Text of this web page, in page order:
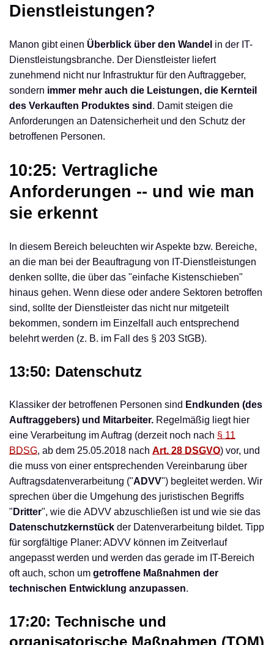
Dienstleistungen?
Manon gibt einen Überblick über den Wandel in der IT-
Dienstleistungsbranche. Der Dienstleister liefert
zunehmend nicht nur Infrastruktur für den Auftraggeber,
sondern immer mehr auch die Leistungen, die Kernteil
des Verkauften Produktes sind . Damit steigen die
Anforderungen an Datensicherheit und den Schutz der
betroffenen Personen.
10:25: Vertragliche
Anforderungen -- und wie man
sie erkennt
In diesem Bereich beleuchten wir Aspekte bzw. Bereiche,
an die man bei der Beauftragung von IT-Dienstleistungen
denken sollte, die über das "einfache Kistenschieben"
hinaus gehen. Wenn diese oder andere Sektoren betroffen
sind, sollte der Dienstleister das nicht nur mitgeteilt
bekommen, sondern im Einzelfall auch entsprechend
belehrt werden (z. B. im Fall des § 203 StGB).
13:50: Datenschutz
Klassiker der betroffenen Personen sind Endkunden (des
Auftraggebers) und Mitarbeiter. Regelmäßig liegt hier
eine Verarbeitung im Auftrag (derzeit noch nach § 11
BDSG, ab dem 25.05.2018 nach Art. 28 DSGVO) vor, und
die muss von einer entsprechenden Vereinbarung über
Auftragsdatenverarbeitung ("ADVV") begleitet werden. Wir
sprechen über die Umgehung des juristischen Begriffs
" Dritter", wie die ADVV abzuschließen ist und wie sie das
Datenschutzkernstück der Datenverarbeitung bildet. Tipp
für sorgfältige Planer: ADVV können im Zeitverlauf
angepasst werden und werden das gerade im IT-Bereich
oft auch, schon um getroffene Maßnahmen der
technischen Entwicklung anzupassen.
17:20: Technische und
organisatorische Maßnahmen (TOM)